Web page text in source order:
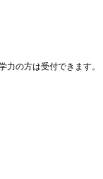
力の方は受付できます。